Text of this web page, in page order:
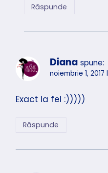
Răspunde
Diana spune:
noiembrie 1, 2017
Exact la fel :)))))
Răspunde